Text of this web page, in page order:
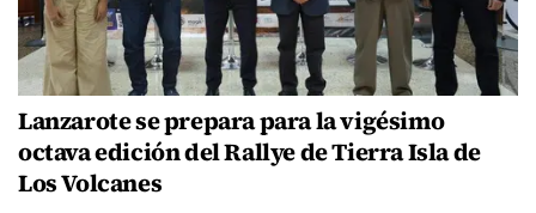
Lanzarote se prepara para la vigésimo
octava edición del Rallye de Tierra Isla de
Los Volcanes